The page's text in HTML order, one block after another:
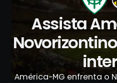
Assista
América-MG enfrenta o